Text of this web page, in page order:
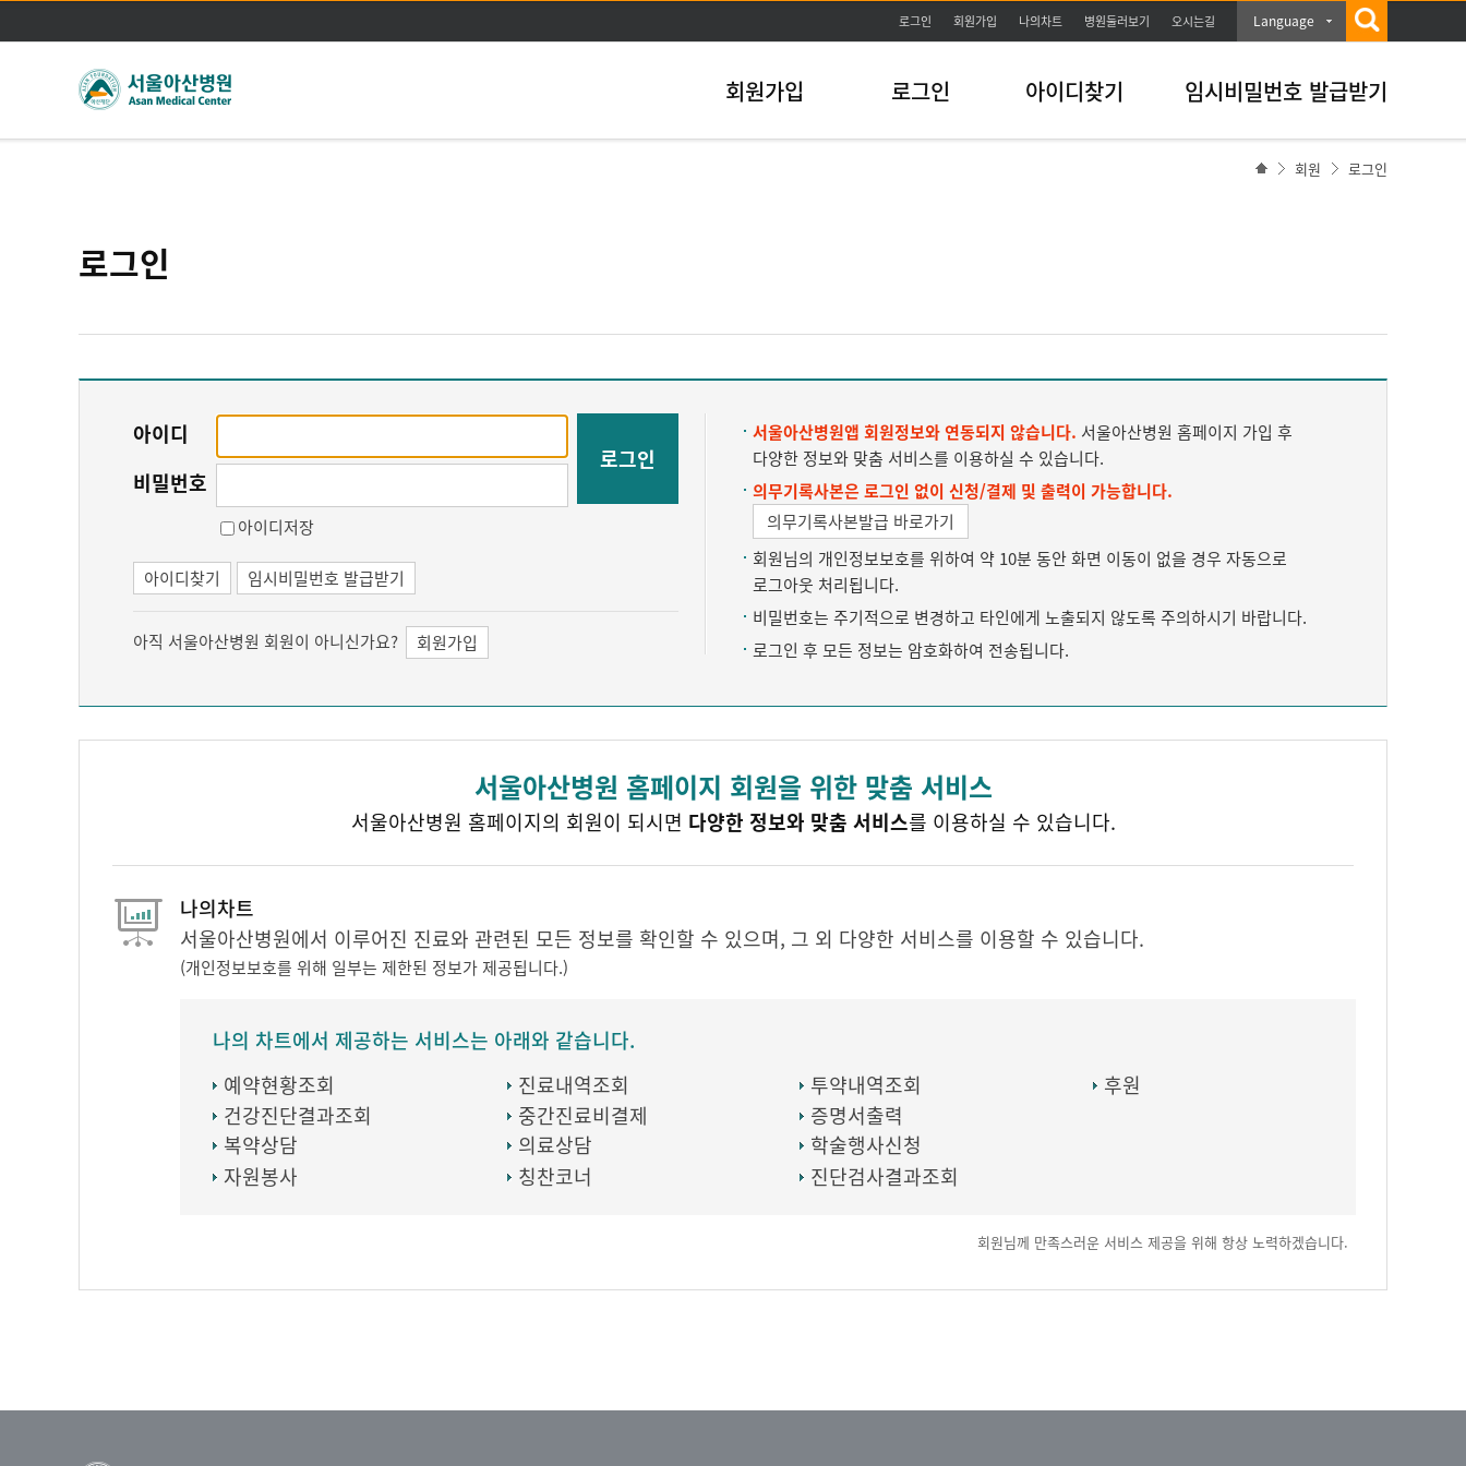
주메뉴바로가기
본문바로가기
로그인 회원가입 나의차트 병원둘러보기 오시는길 Language
회원가입 로그인 아이디찾기 임시비밀번호 발급받기
회원 로그인
로그인
아이디
비밀번호
아이디저장
로그인
아이디찾기 임시비밀번호 발급받기
아직 서울아산병원 회원이 아니신가요? 회원가입
서울아산병원앱 회원정보와 연동되지 않습니다. 서울아산병원 홈페이지 가입 후
다양한 정보와 맞춤 서비스를 이용하실 수 있습니다.
의무기록사본은 로그인 없이 신청/결제 및 출력이 가능합니다.
의무기록사본발급 바로가기
회원님의 개인정보보호를 위하여 약 10분 동안 화면 이동이 없을 경우 자동으로
로그아웃 처리됩니다.
비밀번호는 주기적으로 변경하고 타인에게 노출되지 않도록 주의하시기 바랍니다.
로그인 후 모든 정보는 암호화하여 전송됩니다.
서울아산병원 홈페이지 회원을 위한 맞춤 서비스
서울아산병원 홈페이지의 회원이 되시면 다양한 정보와 맞춤 서비스를 이용하실 수 있습니다.
나의차트
서울아산병원에서 이루어진 진료와 관련된 모든 정보를 확인할 수 있으며, 그 외 다양한 서비스를 이용할 수 있습니다.
(개인정보보호를 위해 일부는 제한된 정보가 제공됩니다.)
나의 차트에서 제공하는 서비스는 아래와 같습니다.
예약현황조회
건강진단결과조회
복약상담
자원봉사
진료내역조회
중간진료비결제
의료상담
칭찬코너
투약내역조회
증명서출력
학술행사신청
진단검사결과조회
후원
회원님께 만족스러운 서비스 제공을 위해 항상 노력하겠습니다.